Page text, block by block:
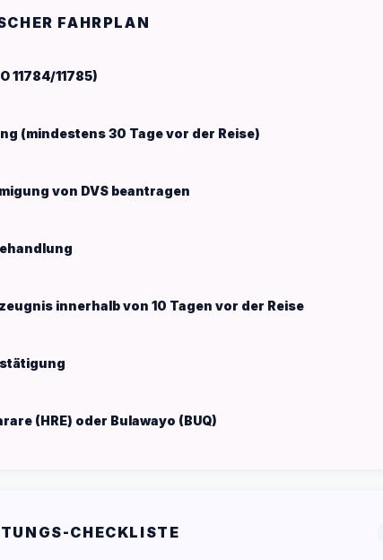
FAHRPLAN
11784/11785)
(mindestens 30 Tage vor der Reise)
von DVS beantragen
innerhalb von 10 Tagen vor der Reise
(HRE) oder Bulawayo (BUQ)
CHECKLISTE